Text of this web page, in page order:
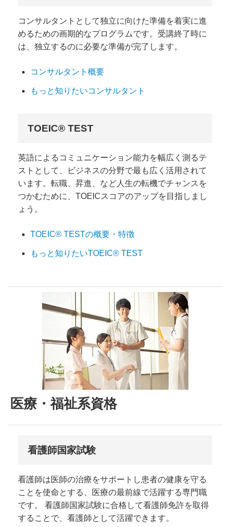
コンサルタントとして独立に向けた準備を着実に進
めるための画期的なプログラムです。受講終了時に
は、独立するのに必要な準備が完了します。
コンサルタント概要
もっと知りたいコンサルタント
TOEIC® TEST
英語によるコミュニケーション能力を幅広く測るテ
ストとして、ビジネスの分野で最も広く活用されて
います。転職、昇進、など人生の転機でチャンスを
つかむために、TOEICスコアのアップを目指しまし
ょう。
TOEIC® TESTの概要・特徴
もっと知りたいTOEIC® TEST
医療・福祉系資格
看護師国家試験
看護師は医師の治療をサポートし患者の健康を守る
ことを使命とする、医療の最前線で活躍する専門職
です。 看護師国家試験に合格して看護師免許を取得
することで、看護師として活躍できます。